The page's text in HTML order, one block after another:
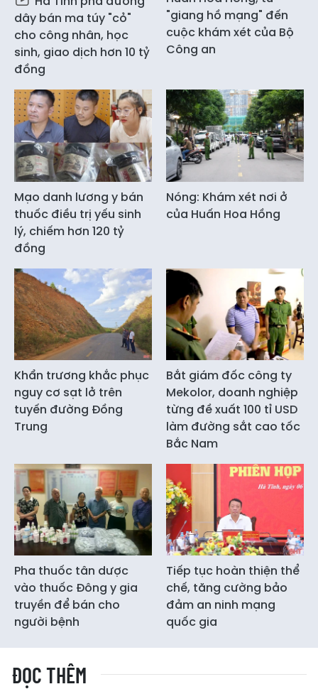
dây bán ma túy "cỏ"
cho công nhân, học
sinh, giao dịch hơn 10 tỷ
đồng
"giang hồ mạng" đến
cuộc khám xét của Bộ
Công an
Mạo danh lương y bán
thuốc điều trị yếu sinh
lý, chiếm hơn 120 tỷ
đồng
Nóng: Khám xét nơi ở
của Huấn Hoa Hồng
Khẩn trương khắc phục
nguy cơ sạt lở trên
tuyến đường Đồng
Trung
Bắt giám đốc công ty
Mekolor, doanh nghiệp
từng đề xuất 100 tỉ USD
làm đường sắt cao tốc
Bắc Nam
Pha thuốc tân dược
vào thuốc Đông y gia
truyền để bán cho
người bệnh
Tiếp tục hoàn thiện thể
chế, tăng cường bảo
đảm an ninh mạng
quốc gia
ĐỌC THÊM